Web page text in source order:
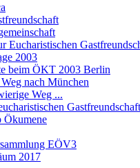
Eucharistischen
2003
beim ÖKT 2003 Berlin
nach München
Weg ...
Gastfreundschaft
Ökumene
EÖV3
2017